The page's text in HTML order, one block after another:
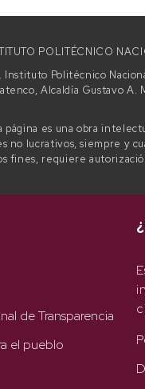
POLITÉCNICO
Instituto Politécnico
Alcaldía Gustavo
página es una obra
no lucrativos, siempre y
fines, requiere
de Transparencia
el pueblo